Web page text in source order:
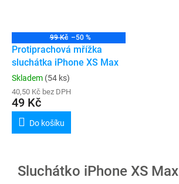
99 Kč –50 %
Protiprachová mřížka
sluchátka iPhone XS Max
Skladem (54 ks)
40,50 Kč bez DPH
49 Kč
Do košíku
Sluchátko iPhone XS Max